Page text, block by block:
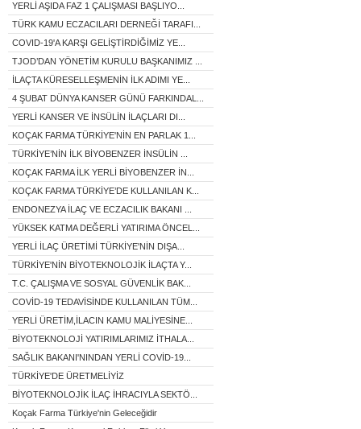
YERLİ AŞIDA FAZ 1 ÇALIŞMASI BAŞLIYO...
TÜRK KAMU ECZACILARI DERNEĞİ TARAFI...
COVID-19'A KARŞI GELİŞTİRDİĞİMİZ YE...
TJOD’DAN YÖNETİM KURULU BAŞKANIMIZ ...
İLAÇTA KÜRESELLEŞMENİN İLK ADIMI YE...
4 ŞUBAT DÜNYA KANSER GÜNÜ FARKINDAL...
YERLİ KANSER VE İNSÜLİN İLAÇLARI DI...
KOÇAK FARMA TÜRKİYE'NİN EN PARLAK 1...
TÜRKİYE’NİN İLK BİYOBENZER İNSÜLİN ...
KOÇAK FARMA İLK YERLİ BİYOBENZER İN...
KOÇAK FARMA TÜRKİYE’DE KULLANILAN K...
ENDONEZYA İLAÇ VE ECZACILIK BAKANI ...
YÜKSEK KATMA DEĞERLİ YATIRIMA ÖNCEL...
YERLİ İLAÇ ÜRETİMİ TÜRKİYE'NİN DIŞA...
TÜRKİYE'NİN BİYOTEKNOLOJİK İLAÇTA Y...
T.C. ÇALIŞMA VE SOSYAL GÜVENLİK BAK...
COVİD-19 TEDAVİSİNDE KULLANILAN TÜM...
YERLİ ÜRETİM,İLACIN KAMU MALİYESİNE...
BİYOTEKNOLOJİ YATIRIMLARIMIZ İTHALA...
SAĞLIK BAKANI'NINDAN YERLİ COVİD-19...
TÜRKİYE'DE ÜRETMELİYİZ
BİYOTEKNOLOJİK İLAÇ İHRACIYLA SEKTÖ...
Koçak Farma Türkiye'nin Geleceğidir